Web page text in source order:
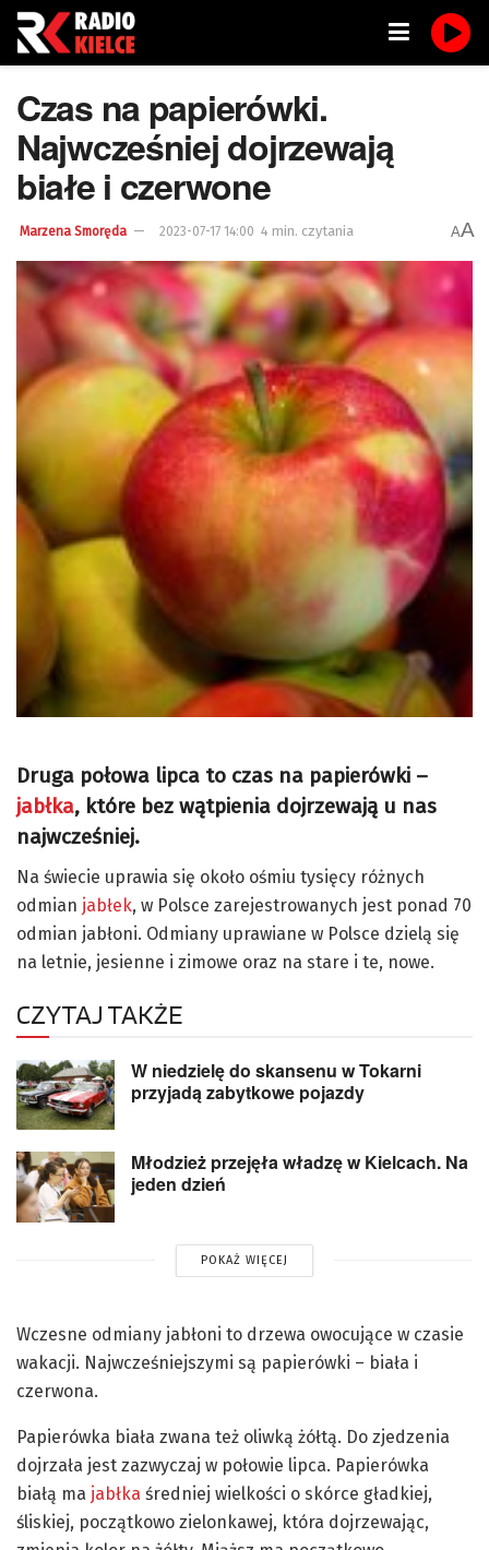
Czas na papierówki.
Najwcześniej dojrzewają
białe i czerwone
Marzena Smoręda 2023-07-17 14:00 4 min. czytania AA
Druga połowa lipca to czas na papierówki –
jabłka, które bez wątpienia dojrzewają u nas
najwcześniej.
Na świecie uprawia się około ośmiu tysięcy różnych
odmian jabłek, w Polsce zarejestrowanych jest ponad 70
odmian jabłoni. Odmiany uprawiane w Polsce dzielą się
na letnie, jesienne i zimowe oraz na stare i te, nowe.
CZYTAJ TAKŻE
W niedzielę do skansenu w Tokarni
przyjadą zabytkowe pojazdy
Młodzież przejęła władzę w Kielcach. Na
jeden dzień
POKAŻ WIĘCEJ
Wczesne odmiany jabłoni to drzewa owocujące w czasie
wakacji. Najwcześniejszymi są papierówki – biała i
czerwona.
Papierówka biała zwana też oliwką żółtą. Do zjedzenia
dojrzała jest zazwyczaj w połowie lipca. Papierówka
białą ma jabłka średniej wielkości o skórce gładkiej,
śliskiej, początkowo zielonkawej, która dojrzewając,